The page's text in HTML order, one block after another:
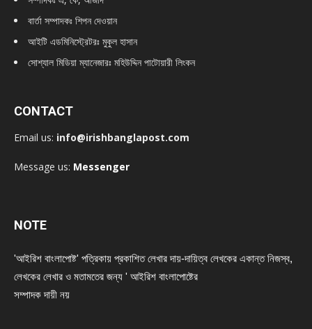
বার্তা সম্পাদকঃ শিপন দেওয়ান
আইটি এডমিনিস্ট্রেটরঃ মুকুল হাসান
সোশ্যাল মিডিয়া ম্যানেজারঃ মহিউদ্দিন পাটোয়ারী লিংকন
CONTACT
Email us: info@irishbanglapost.com
Message us: Messenger
NOTE
'আইরিশ বাংলাপোষ্ট' পত্রিকায় প্রকাশিত লেখার দায়-দায়িত্ব লেখকের একান্ত নিজস্ব,
লেখকের লেখার ও মতামতের জন্য ' আইরিশ বাংলাপোষ্টের
সম্পাদক দায়ী নয়